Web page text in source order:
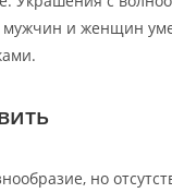
мужчин и женщин
но